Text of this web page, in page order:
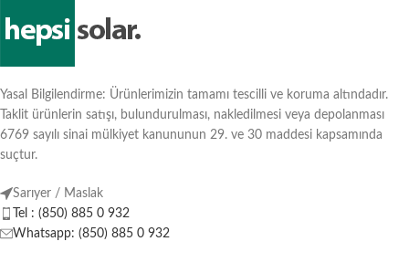
Yasal Bilgilendirme: Ürünlerimizin tamamı tescilli ve koruma altındadır.
Taklit ürünlerin satışı, bulundurulması, nakledilmesi veya depolanması
6769 sayılı sinai mülkiyet kanununun 29. ve 30 maddesi kapsamında
suçtur.
Sarıyer / Maslak
Tel : (850) 885 0 932
Whatsapp: (850) 885 0 932